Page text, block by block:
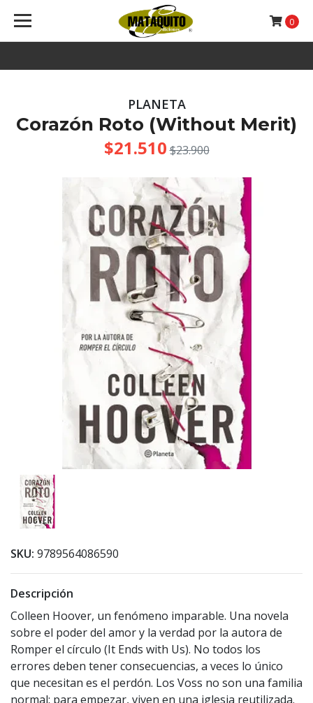
0
PLANETA
Corazón Roto (Without Merit)
$21.510 $23.900
SKU: 9789564086590
Descripción
Colleen Hoover, un fenómeno imparable. Una novela
sobre el poder del amor y la verdad por la autora de
Romper el círculo (It Ends with Us). No todos los
errores deben tener consecuencias, a veces lo único
que necesitan es el perdón. Los Voss no son una familia
normal: para empezar, viven en una iglesia reutilizada.